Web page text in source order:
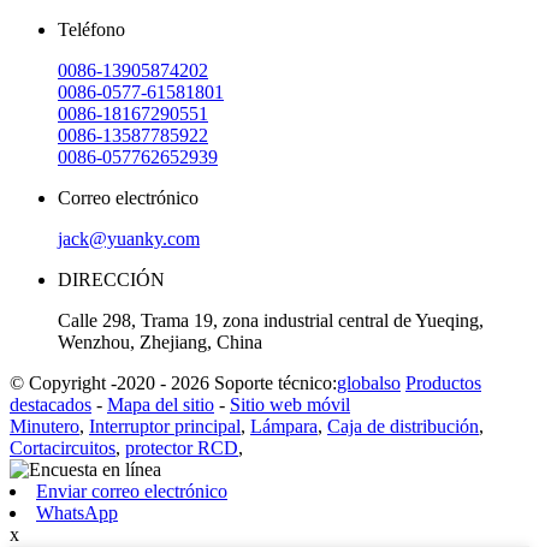
Teléfono
0086-13905874202
0086-0577-61581801
0086-18167290551
0086-13587785922
0086-057762652939
Correo electrónico
jack@yuanky.com
DIRECCIÓN
Calle 298, Trama 19, zona industrial central de Yueqing,
Wenzhou, Zhejiang, China
© Copyright -2020 - 2026 Soporte técnico:globalso Productos
destacados - Mapa del sitio - Sitio web móvil
Minutero, Interruptor principal, Lámpara, Caja de distribución,
Cortacircuitos, protector RCD,
Enviar correo electrónico
WhatsApp
x